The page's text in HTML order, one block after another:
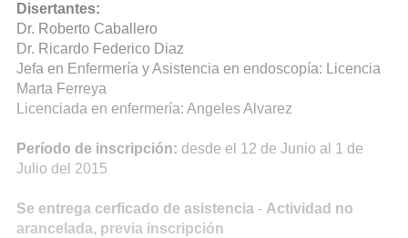
Disertantes:
Dr. Roberto Caballero
Dr. Ricardo Federico Diaz
Jefa en Enfermería y Asistencia en endoscopía: Licencia
Marta Ferreya
Licenciada en enfermería: Angeles Alvarez
Período de inscripción: desde el 12 de Junio al 1 de
Julio del 2015
Se entrega cerficado de asistencia - Actividad no
arancelada, previa inscripción